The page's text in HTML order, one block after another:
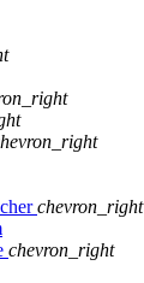
chevron_right
chevron_right